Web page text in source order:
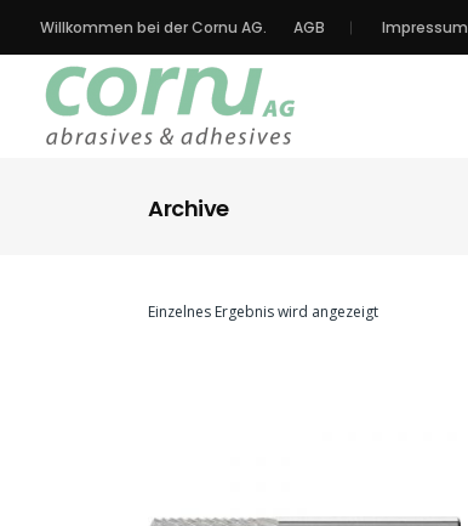
Willkommen bei der Cornu AG. AGB Impressum
Archive
Einzelnes Ergebnis wird angezeigt